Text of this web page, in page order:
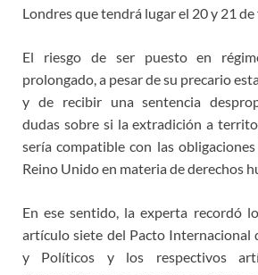
Londres que tendrá lugar el 20 y 21
El riesgo de ser puesto en
prolongado, a pesar de su precario
y de recibir una sentencia
dudas sobre si la extradición a
sería compatible con las
Reino Unido en materia de derechos
En ese sentido, la experta recordó
artículo siete del Pacto Internacional
y Políticos y los respectivos